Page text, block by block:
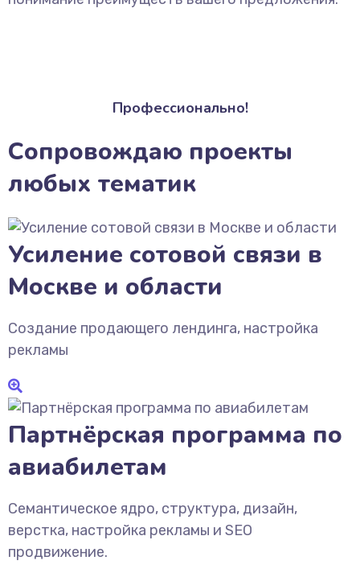
Профессионально!
Сопровождаю проекты
любых тематик
Усиление сотовой связи в
Москве и области
Создание продающего лендинга, настройка
рекламы
Партнёрская программа по
авиабилетам
Семантическое ядро, структура, дизайн,
верстка, настройка рекламы и SEO
продвижение.